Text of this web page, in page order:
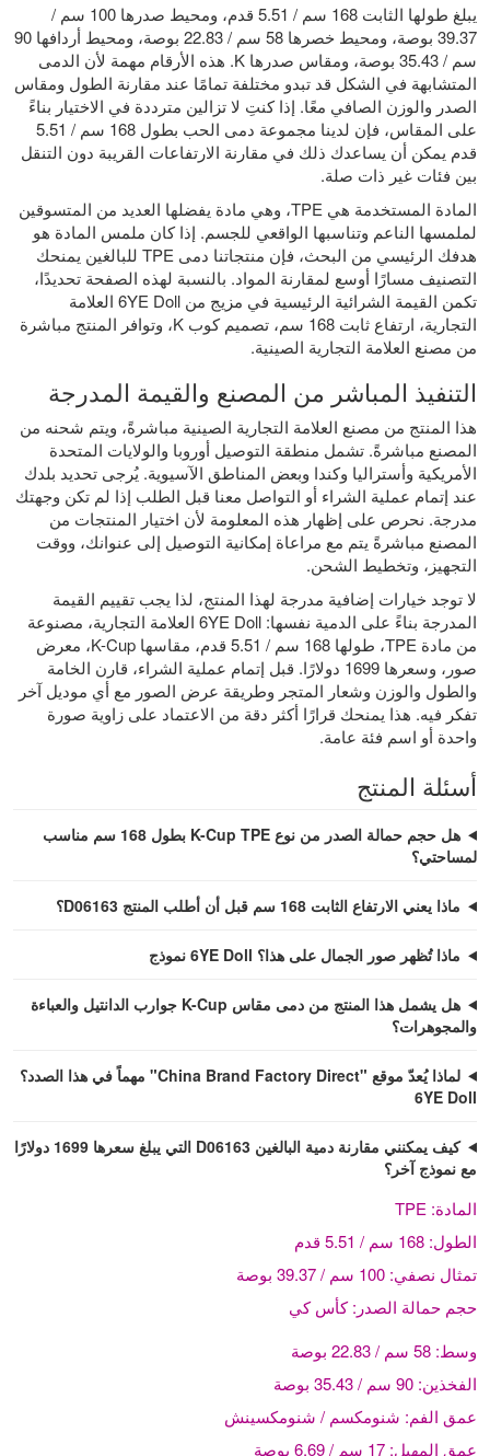
يبلغ طولها الثابت 168 سم / 5.51 قدم، ومحيط صدرها 100 سم /
39.37 بوصة، ومحيط خصرها 58 سم / 22.83 بوصة، ومحيط أردافها 90
سم / 35.43 بوصة، ومقاس صدرها K. هذه الأرقام مهمة لأن الدمى
المتشابهة في الشكل قد تبدو مختلفة تمامًا عند مقارنة الطول ومقاس
الصدر والوزن الصافي معًا. إذا كنتِ لا تزالين مترددة في الاختيار بناءً
على المقاس، فإن لدينا
مجموعة دمى الحب بطول 168 سم / 5.51
قدم يمكن أن يساعدك ذلك في مقارنة الارتفاعات القريبة دون التنقل
بين فئات غير ذات صلة.
المادة المستخدمة هي TPE، وهي مادة يفضلها العديد من المتسوقين
لملمسها الناعم وتناسبها الواقعي للجسم. إذا كان ملمس المادة هو
هدفك الرئيسي من البحث، فإن منتجاتنا دمى TPE للبالغين
يمنحك
التصنيف مسارًا أوسع لمقارنة المواد. بالنسبة لهذه الصفحة تحديدًا،
تكمن القيمة الشرائية الرئيسية في مزيج من 6YE Doll العلامة
التجارية، ارتفاع ثابت 168 سم، تصميم كوب K، وتوافر المنتج مباشرة
من مصنع العلامة التجارية الصينية.
التنفيذ المباشر من المصنع والقيمة المدرجة
هذا المنتج من مصنع العلامة التجارية الصينية مباشرةً، ويتم شحنه من
المصنع مباشرةً. تشمل منطقة التوصيل أوروبا والولايات المتحدة
الأمريكية وأستراليا وكندا وبعض المناطق الآسيوية. يُرجى تحديد بلدك
عند إتمام عملية الشراء أو التواصل معنا قبل الطلب إذا لم تكن وجهتك
مدرجة. نحرص على إظهار هذه المعلومة لأن اختيار المنتجات من
المصنع مباشرةً يتم مع مراعاة إمكانية التوصيل إلى عنوانك، ووقت
التجهيز، وتخطيط الشحن.
لا توجد خيارات إضافية مدرجة لهذا المنتج، لذا يجب تقييم القيمة
المدرجة بناءً على الدمية نفسها: 6YE Doll العلامة التجارية، مصنوعة
من مادة TPE، طولها 168 سم / 5.51 قدم، مقاسها K-Cup، معرض
صور، وسعرها 1699 دولارًا. قبل إتمام عملية الشراء، قارن الخامة
والطول والوزن وشعار المتجر وطريقة عرض الصور مع أي موديل آخر
تفكر فيه. هذا يمنحك قرارًا أكثر دقة من الاعتماد على زاوية صورة
واحدة أو اسم فئة عامة.
أسئلة المنتج
هل حجم حمالة الصدر من نوع K-Cup TPE بطول 168 سم مناسب
لمساحتي؟
ماذا يعني الارتفاع الثابت 168 سم قبل أن أطلب المنتج D06163؟
ماذا تُظهر صور الجمال على هذا؟ 6YE Doll نموذج
هل يشمل هذا المنتج من دمى مقاس K-Cup جوارب الدانتيل والعباءة
والمجوهرات؟
لماذا يُعدّ موقع "China Brand Factory Direct" مهماً في هذا الصدد؟
6YE Doll
كيف يمكنني مقارنة دمية البالغين D06163 التي يبلغ سعرها 1699 دولارًا
مع نموذج آخر؟
المادة: TPE
الطول: 168 سم / 5.51 قدم
تمثال نصفي: 100 سم / 39.37 بوصة
حجم حمالة الصدر:كأس كي
وسط: 58 سم / 22.83 بوصة
الفخذين: 90 سم / 35.43 بوصة
عمق الفم: شنومكسم / شنومكسينش
عمق المهبل: 17 سم / 6.69 بوصة